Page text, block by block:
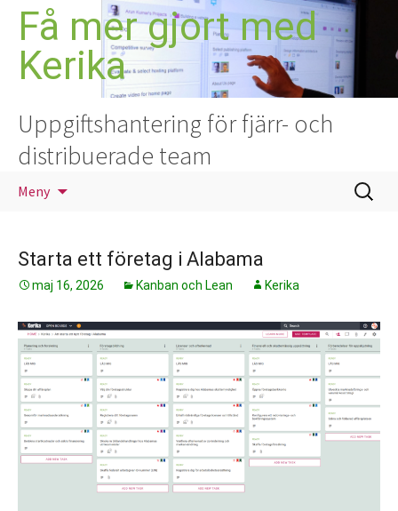
Hoppa
innehåll
Få mer gjort med
Kerika
Uppgiftshantering för fjärr- och
distribuerade team
Meny
Sök
efter:
Starta ett företag i Alabama
maj 16, 2026 Kanban och Lean Kerika